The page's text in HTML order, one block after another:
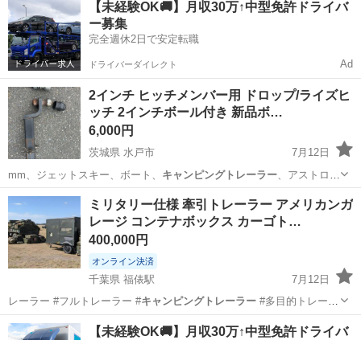
ボイラー機能もありますが、タンクひび割れの為使用不可です。シン
ク、水回り、ヒーター、ガ...
【未経験OK🚚】月収30万↑中型免許ドライバ
ー募集
完全週休2日で安定転職
ドライバーダイレクト Ad
2インチ ヒッチメンバー用 ドロップ/ライズヒ
ッチ 2インチボール付き 新品ボ…
6,000円
茨城県 水戸市
7月12日
mm、ジェットスキー、ボート、 キャンピングトレーラー、アストロ、
サバーバン、タホ、…
茨城 水戸市 キャリア、ラック
ミリタリー仕様 牽引トレーラー アメリカンガ
レージ コンテナボックス カーゴト…
400,000円
オンライン決済
千葉県 福俵駅
7月12日
レーラー #フルトレーラー #キャンピングトレーラー#多目的トレーラ
ー #ガレー…
千葉 大網白里市 福俵駅 その他 トレーラー
【未経験OK🚚】月収30万↑中型免許ドライバ